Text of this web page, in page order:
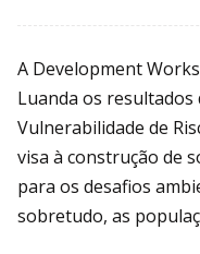
A Development
Luanda os
Vulnerabilidade de
visa à construção de
para os desafios
sobretudo, as